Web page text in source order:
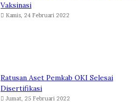
Vaksinasi
Kamis, 24 Februari 2022
Ratusan Aset Pemkab OKI Selesai
Disertifikasi
Jumat, 25 Februari 2022